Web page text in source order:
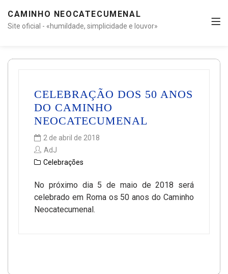
CAMINHO NEOCATECUMENAL
Site oficial - «humildade, simplicidade e louvor»
CELEBRAÇÃO DOS 50 ANOS
DO CAMINHO
NEOCATECUMENAL
2 de abril de 2018
AdJ
Celebrações
No próximo dia 5 de maio de 2018 será
celebrado em Roma os 50 anos do Caminho
Neocatecumenal.